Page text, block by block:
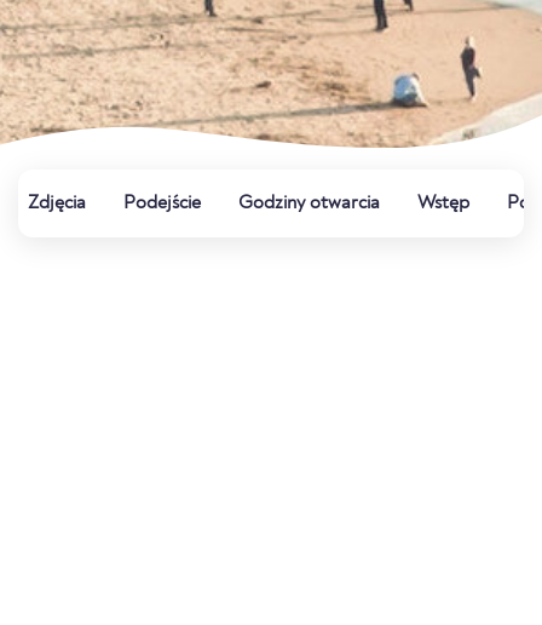
Zdjęcia Podejście Godziny otwarcia Wstęp